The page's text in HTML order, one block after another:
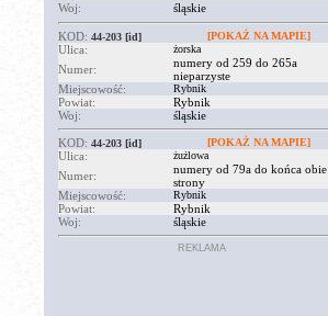
Woj:
śląskie
KOD: 44-203 [id] [POKAŻ NA MAPIE]
Ulica: żorska
Numer:
numery od 259 do 265a
nieparzyste
Miejscowość:
Rybnik
Powiat:
Rybnik
Woj:
śląskie
KOD: 44-203 [id] [POKAŻ NA MAPIE]
Ulica: żużlowa
Numer:
numery od 79a do końca obie
strony
Miejscowość:
Rybnik
Powiat:
Rybnik
Woj:
śląskie
REKLAMA